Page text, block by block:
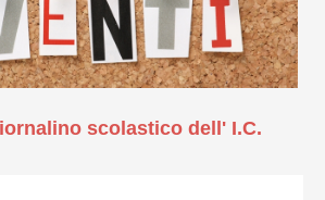
scolastico dell' I.C.